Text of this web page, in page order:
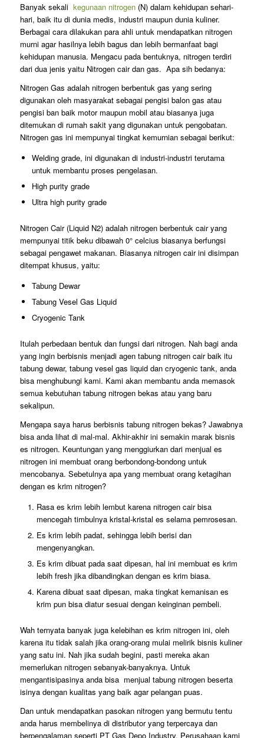
Banyak sekali kegunaan nitrogen(N) dalam kehidupan sehari-
hari, baik itu di dunia medis, industri maupun dunia kuliner.
Berbagai cara dilakukan para ahli untuk mendapatkan nitrogen
murni agar hasilnya lebih bagus dan lebih bermanfaat bagi
kehidupan manusia. Mengacu pada bentuknya, nitrogen terdiri
dari dua jenis yaitu Nitrogen cair dan gas. Apa sih bedanya:
Nitrogen Gas adalah nitrogen berbentuk gas yang sering
digunakan oleh masyarakat sebagai pengisi balon gas atau
pengisi ban baik motor maupun mobil atau biasanya juga
ditemukan di rumah sakit yang digunakan untuk pengobatan.
Nitrogen gas ini mempunyai tingkat kemurnian sebagai berikut:
Welding grade, ini digunakan di industri-industri terutama
untuk membantu proses pengelasan.
High purity grade
Ultra high purity grade
Nitrogen Cair (Liquid N2) adalah nitrogen berbentuk cair yang
mempunyai titik beku dibawah 0° celcius biasanya berfungsi
sebagai pengawet makanan. Biasanya nitrogen cair ini disimpan
ditempat khusus, yaitu:
Tabung Dewar
Tabung Vesel Gas Liquid
Cryogenic Tank
Itulah perbedaan bentuk dan fungsi dari nitrogen. Nah bagi anda
yang ingin berbisnis menjadi agen tabung nitrogen cair baik itu
tabung dewar, tabung vesel gas liquid dan cryogenic tank, anda
bisa menghubungi kami. Kami akan membantu anda memasok
semua kebutuhan tabung nitrogen bekas atau yang baru
sekalipun.
Mengapa saya harus berbisnis tabung nitrogen bekas? Jawabnya
bisa anda lihat di mal-mal. Akhir-akhir ini semakin marak bisnis
es nitrogen. Keuntungan yang menggiurkan dari menjual es
nitrogen ini membuat orang berbondong-bondong untuk
mencobanya. Sebetulnya apa yang membuat orang ketagihan
dengan es krim nitrogen?
Rasa es krim lebih lembut karena nitrogen cair bisa
mencegah timbulnya kristal-kristal es selama pemrosesan.
Es krim lebih padat, sehingga lebih berisi dan
mengenyangkan.
Es krim dibuat pada saat dipesan, hal ini membuat es krim
lebih fresh jika dibandingkan dengan es krim biasa.
Karena dibuat saat dipesan, maka tingkat kemanisan es
krim pun bisa diatur sesuai dengan keinginan pembeli.
Wah ternyata banyak juga kelebihan es krim nitrogen ini, oleh
karena itu tidak salah jika orang-orang mulai melirik bisnis kuliner
yang satu ini. Nah jika sudah begini, pasti mereka akan
memerlukan nitrogen sebanyak-banyaknya. Untuk
mengantisipasinya anda bisa menjual tabung nitrogen beserta
isinya dengan kualitas yang baik agar pelangan puas.
Dan untuk mendapatkan pasokan nitrogen yang bermutu tentu
anda harus membelinya di distributor yang terpercaya dan
berpengalaman seperti PT Gas Depo Industry. Perusahaan kami